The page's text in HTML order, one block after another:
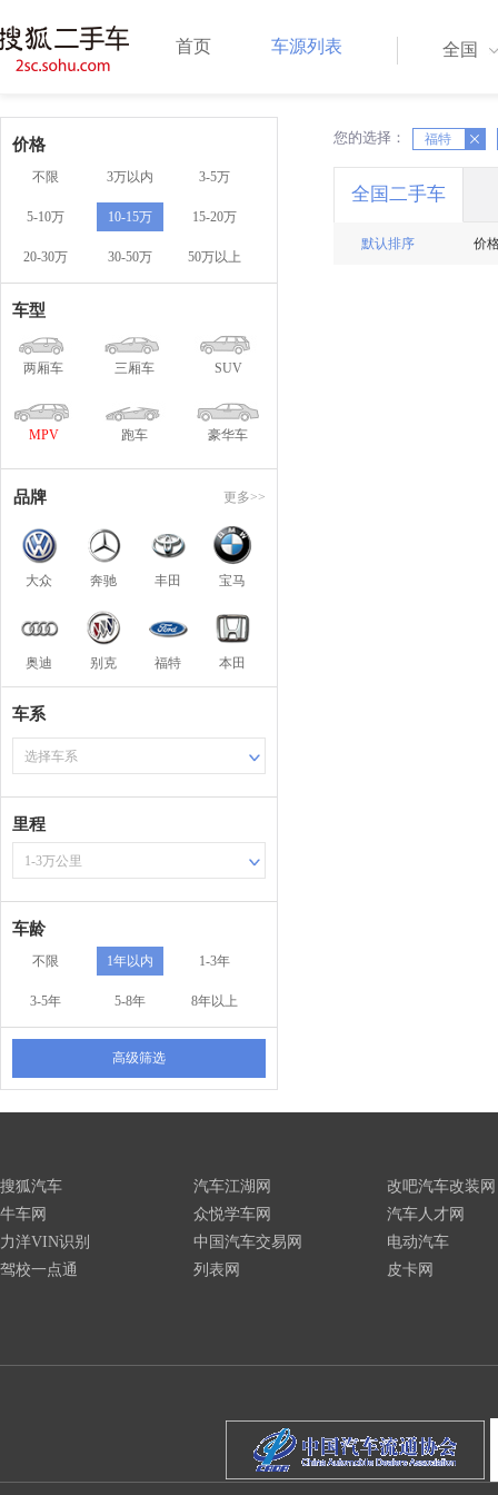
首页 车源列表 全国
价格
不限 3万以内 3-5万
5-10万 10-15万 15-20万
20-30万 30-50万 50万以上
车型
两厢车 三厢车 SUV
MPV 跑车 豪华车
品牌 更多>>
大众 奔驰 丰田 宝马
奥迪 别克 福特 本田
车系
选择车系
里程
1-3万公里
车龄
不限 1年以内 1-3年
3-5年 5-8年 8年以上
高级筛选
您的选择： 福特
X X
全国二手车
默认排序 价
搜狐汽车
牛车网
力洋VIN识别
驾校一点通
汽车江湖网
众悦学车网
中国汽车交易网
列表网
改吧汽车改装网
汽车人才网
电动汽车
皮卡网